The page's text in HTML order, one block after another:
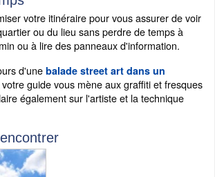
votre itinéraire pour vous assurer de voir
ou du lieu sans perdre de temps à
ou à lire des panneaux d'information.
d'une balade street art dans un
votre guide vous mène aux graffiti et fresques
également sur l'artiste et la technique